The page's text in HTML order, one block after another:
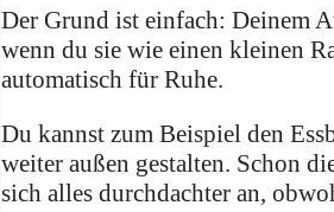
Der Grund ist einfach: Deinem
wenn du sie wie einen kleinen
automatisch für Ruhe.
Du kannst zum Beispiel den
weiter außen gestalten. Schon
sich alles durchdachter an,